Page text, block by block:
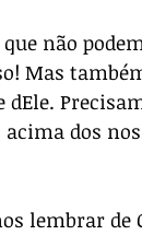
não
Mas
dEle.
dos
lembrar de